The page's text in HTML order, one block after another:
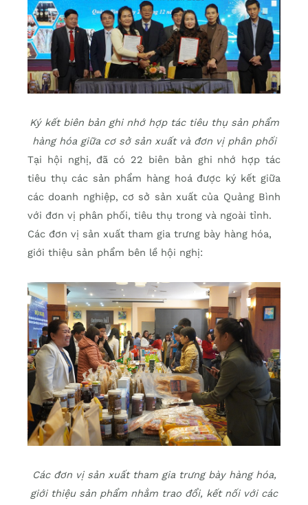
Ký kết biên bản ghi nhớ hợp tác tiêu thụ sản phẩm
hàng hóa giữa cơ sở sản xuất và đơn vị phân phối
Tại hội nghị, đã có 22 biên bản ghi nhớ hợp tác
tiêu thụ các sản phẩm hàng hoá được ký kết giữa
các doanh nghiệp, cơ sở sản xuất của Quảng Bình
với đơn vị phân phối, tiêu thụ trong và ngoài tỉnh.
Các đơn vị sản xuất tham gia trưng bày hàng hóa,
giới thiệu sản phẩm bên lề hội nghị:
Các đơn vị sản xuất tham gia trưng bày hàng hóa,
giới thiệu sản phẩm nhằm trao đổi, kết nối với các